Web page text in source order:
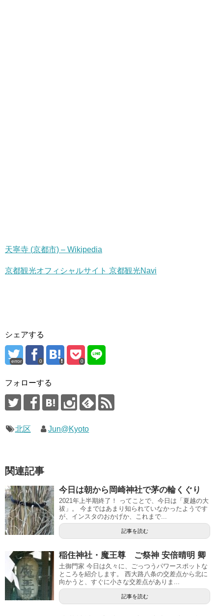
天寧寺 (京都市) – Wikipedia
京都観光オフィシャルサイト 京都観光Navi
シェアする
error 0 0
フォローする
北区 Jun@Kyoto
関連記事
今日は朝から岡崎神社で茅の輪くぐり
2021年上半期終了！ ってことで、今日は「夏越の大
祓」。 今まではあまり知られていなかったようです
が、インスタのおかげか、これまで...
記事を読む
稲住神社・魔王尊 ご祭神 安倍晴明 卿
土御門家 今日は久々に、ごっつうパワースポットな
ところを紹介します。 西大路八条の交差点から北に
向かうと、すぐに小さな交差点がありま...
記事を読む